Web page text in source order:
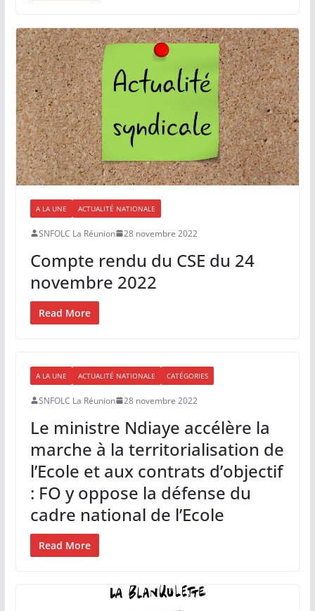
A LA UNE ACTUALITÉ NATIONALE
SNFOLC La Réunion 28 novembre 2022
Compte rendu du CSE du 24
novembre 2022
Read More
A LA UNE ACTUALITÉ NATIONALE CATÉGORIES
SNFOLC La Réunion 28 novembre 2022
Le ministre Ndiaye accélère la
marche à la territorialisation de
l’Ecole et aux contrats d’objectif
: FO y oppose la défense du
cadre national de l’Ecole
Read More